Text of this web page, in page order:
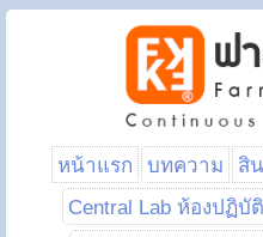
หน้าแรก บทความ สิ
Central Lab ห้องปฏิบั